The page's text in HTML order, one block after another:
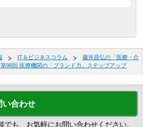
IT＆ビジネスコラム
藤井昌弘の「医療・介
第98回 医療機関の「ブランド力」ステップアップ
い合わせ
も、お気軽にお問い合わせください。